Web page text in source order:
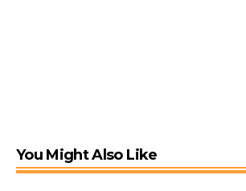
You Might Also Like